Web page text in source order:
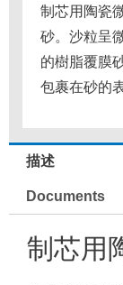
制芯用陶瓷
砂。 沙粒呈
的樹脂覆膜
包裹在砂的
描述
Documents
制芯用